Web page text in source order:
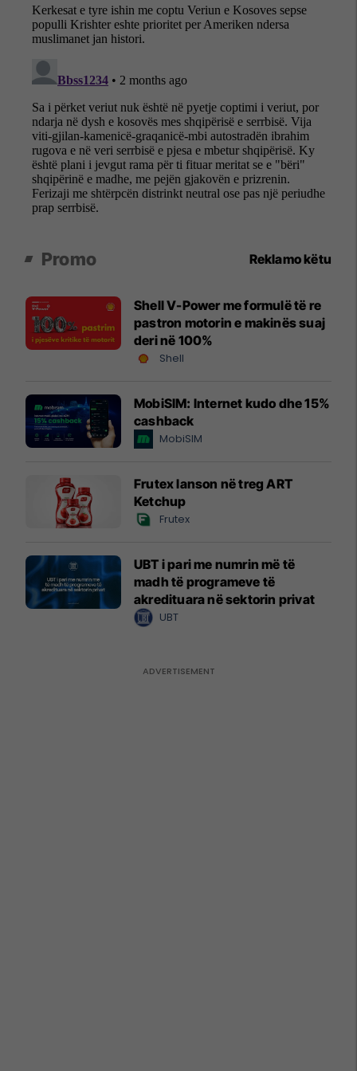
Promo Reklamo këtu
Shell V-Power me formulë të re
pastron motorin e makinës suaj
deri në 100%
Shell
MobiSIM: Internet kudo dhe 15%
cashback
MobiSIM
Frutex lanson në treg ART
Ketchup
Frutex
UBT i pari me numrin më të
madh të programeve të
akredituara në sektorin privat
UBT